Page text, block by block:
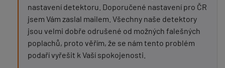
nastavení detektoru. Doporučené nastavení pro ČR
jsem Vám zaslal mailem. Všechny naše detektory
jsou velmi dobře odrušené od možných falešných
poplachů, proto věřím, že se nám tento problém
podaří vyřešit k Vaší spokojenosti.